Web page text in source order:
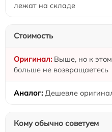
лежат на складе
Стоимость
Выше, но к
больше не возвращаетесь
Дешевле
Кому обычно советуем